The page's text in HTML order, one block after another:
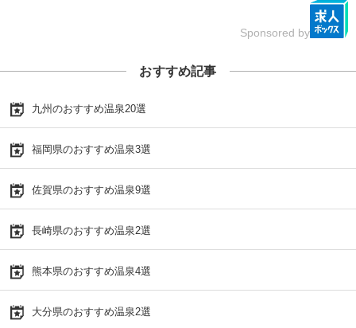
Sponsored by
おすすめ記事
九州のおすすめ温泉20選
福岡県のおすすめ温泉3選
佐賀県のおすすめ温泉9選
長崎県のおすすめ温泉2選
熊本県のおすすめ温泉4選
大分県のおすすめ温泉2選